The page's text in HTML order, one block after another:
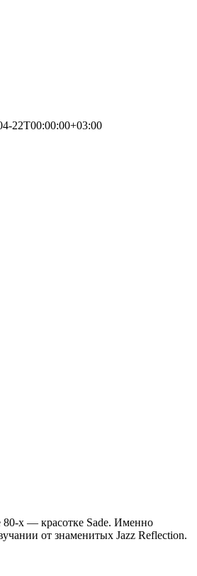
22T00:00:00+03:00
80-х — красотке Sade. Именно
от знаменитых Jazz Reflection.